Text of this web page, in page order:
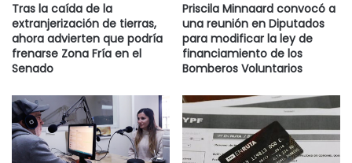
Tras la caída de la
extranjerización de tierras,
ahora advierten que podría
frenarse Zona Fría en el
Senado
Priscila Minnaard convocó a
una reunión en Diputados
para modificar la ley de
financiamiento de los
Bomberos Voluntarios